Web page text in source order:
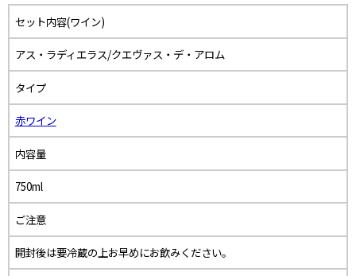
セット内容(ワイン)
アス・ラディエラス/クエヴァス・デ・アロム
タイプ
赤ワイン
内容量
750ml
ご注意
開封後は要冷蔵の上お早めにお飲みください。